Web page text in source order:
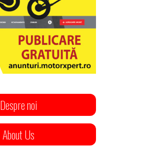
Despre noi
About Us